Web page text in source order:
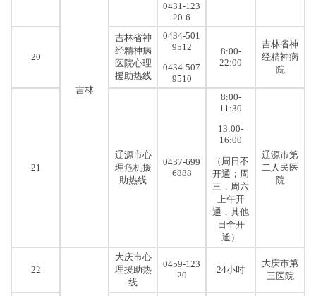
吉林
0431-123
20-6
20
吉林省神
经精神病
医院心理
援助热线
0434-501
9512
0434-507
9510
8:00-
22:00
吉林省神
经精神病
院
21
辽源市心
理危机援
助热线
0437-699
6888
8:00-
11:30
13:00-
16:00
（周日不
开通；周
三，周六
上午开
通，其他
日全开
通）
辽源市第
二人民医
院
22
大庆市心
理援助热
线
0459-123
20
24小时
大庆市第
三医院